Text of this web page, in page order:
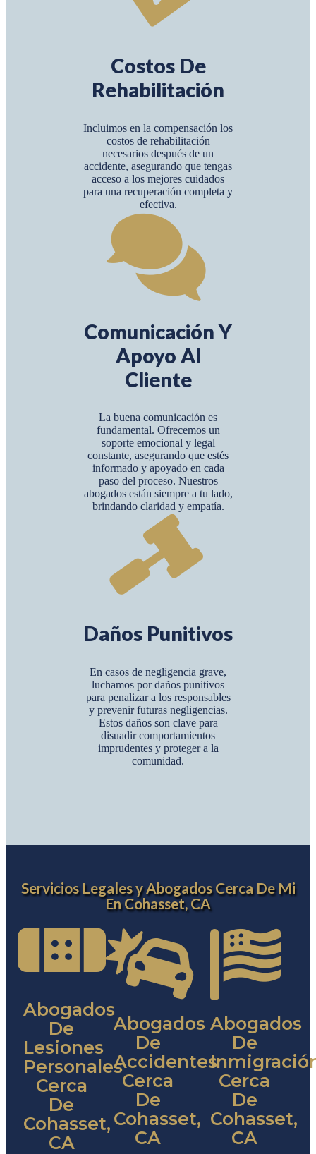
Costos De
Rehabilitación
Incluimos en la compensación los
costos de rehabilitación
necesarios después de un
accidente, asegurando que tengas
acceso a los mejores cuidados
para una recuperación completa y
efectiva.
Comunicación Y
Apoyo Al
Cliente
La buena comunicación es
fundamental. Ofrecemos un
soporte emocional y legal
constante, asegurando que estés
informado y apoyado en cada
paso del proceso. Nuestros
abogados están siempre a tu lado,
brindando claridad y empatía.
Daños Punitivos
En casos de negligencia grave,
luchamos por daños punitivos
para penalizar a los responsables
y prevenir futuras negligencias.
Estos daños son clave para
disuadir comportamientos
imprudentes y proteger a la
comunidad.
Servicios Legales y Abogados Cerca De Mi
En Cohasset, CA
Abogados
De
Lesiones
Personales
Cerca
De
Cohasset,
CA
Abogados
De
Accidentes
Cerca
De
Cohasset,
CA
Abogados
De
Cerca
De
Cohasset,
CA